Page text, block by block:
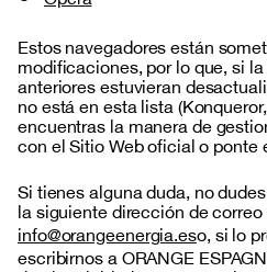
Estos navegadores están
modificaciones, por lo que, si
anteriores estuvieran
no está en esta lista
encuentras la manera de
con el Sitio Web oficial o
Si tienes alguna duda, no
la siguiente dirección de
info@orangeenergia.eso, si lo
escribirnos a ORANGE